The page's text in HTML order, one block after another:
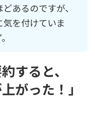
あるのですが、
を付けていま
すると、
がった！」